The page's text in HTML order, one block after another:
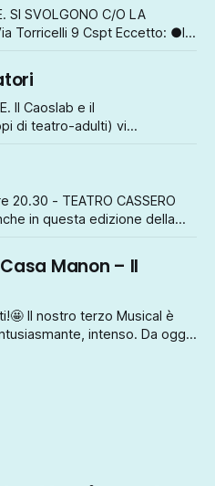
SI SVOLGONO C/O LA
9 Cspt Eccetto: ●le
giornate di formazione
Il Caoslab e il
di teatro-adulti) vi
TEATRO PEDAGNA IMOLA
20.30 - TEATRO CASSERO
in questa edizione della
che porta in scena il
Simone. Uno spettacolo
Manon – Il
Il nostro terzo Musical è
intenso. Da oggi
misterioso-caso-di-casa-